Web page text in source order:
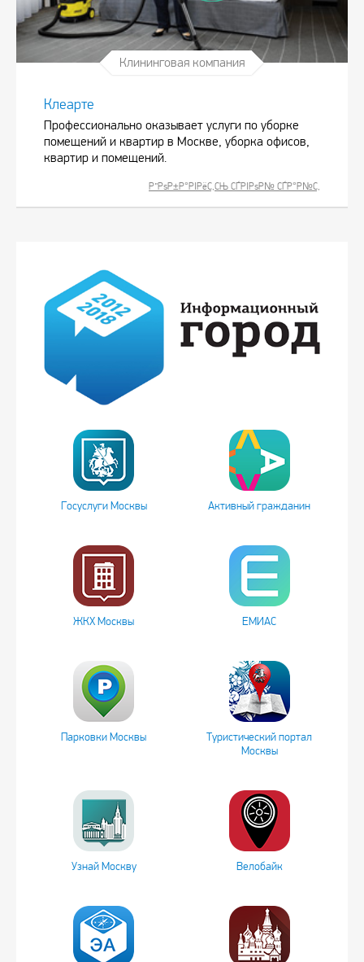
Клининговая компания
Клеарте
Профессионально оказывает услуги по уборке
помещений и квартир в Москве, уборка офисов,
квартир и помещений.
Р”РѕР±Р°РІРёС‚СЊ СЃРІРѕР№ СЃР°Р№С‚
Госуслуги Москвы Активный гражданин
ЖКХ Москвы ЕМИАС
Парковки Москвы
Туристический портал
Москвы
Узнай Москву Велобайк